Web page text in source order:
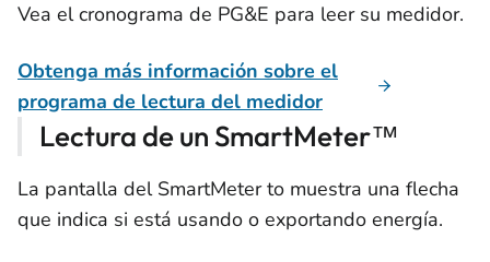
Vea el cronograma de PG&E para leer su medidor.
Obtenga más información sobre el
programa de lectura del medidor
Lectura de un SmartMeter™
La pantalla del SmartMeter to muestra una flecha
que indica si está usando o exportando energía.